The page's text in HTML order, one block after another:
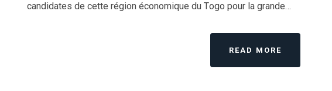
candidates de cette région économique du Togo pour la grande…
READ MORE